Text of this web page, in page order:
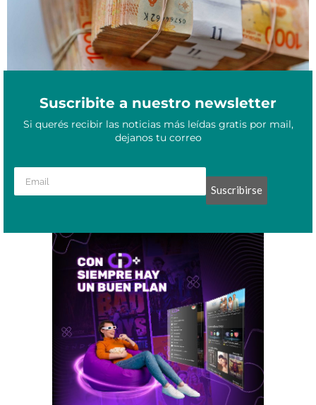
Suscribite a nuestro newsletter
Si querés recibir las noticias más leídas gratis por mail,
dejanos tu correo
Suscribirse